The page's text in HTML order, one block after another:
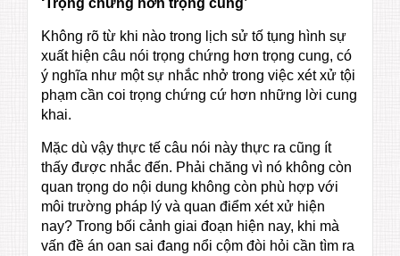
Không rõ từ khi nào trong lịch sử tố tụng hình sự
xuất hiện câu nói trọng chứng hơn trọng cung, có
ý nghĩa như một sự nhắc nhở trong việc xét xử tội
phạm cần coi trọng chứng cứ hơn những lời cung
khai.
Mặc dù vậy thực tế câu nói này thực ra cũng ít
thấy được nhắc đến. Phải chăng vì nó không còn
quan trọng do nội dung không còn phù hợp với
môi trường pháp lý và quan điểm xét xử hiện
nay? Trong bối cảnh giai đoạn hiện nay, khi mà
vấn đề án oan sai đang nổi cộm đòi hỏi cần tìm ra